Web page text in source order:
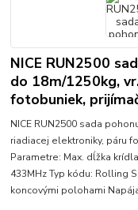
NICE RUN2500
do 18m/1250kg,
fotobuniek,
NICE RUN2500 sada
riadiacej elektroniky, páru
Parametre: Max. dĺžka
433MHz Typ kódu: Rolling
koncovými polohami